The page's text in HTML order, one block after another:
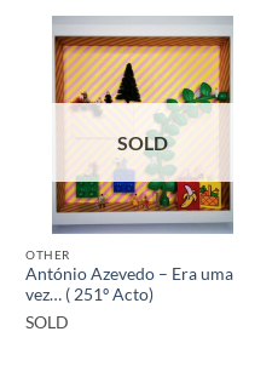
SOLD
OTHER
António Azevedo – Era uma
vez… ( 251º Acto)
SOLD